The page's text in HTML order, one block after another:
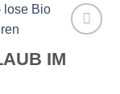
Zur
Wunschliste
IM